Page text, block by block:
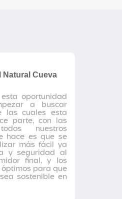
Natural Cueva
oportunidad
a buscar
las cuales esta
parte, con las
nuestros
hace es que se
más fácil ya
y seguridad al
final, y los
para que
sostenible en